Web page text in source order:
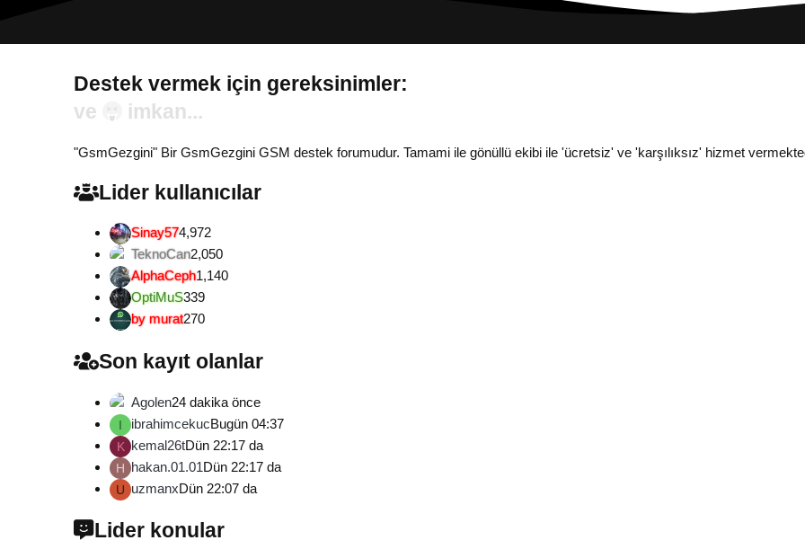
Destek vermek için gereksinimler:
Gönül...
"GsmGezgini" Bir GsmGezgini GSM destek forumudur. Tamami ile gönüllü ekibi ile 'ücretsiz' ve 'karşılıksız' hizmet
Lider kullanıcılar
Sinay574,972
TeknoCan2,050
AlphaCeph1,140
OptiMuS339
by murat270
Son kayıt olanlar
Agolen24 dakika önce
I ibrahimcekucBugün 04:37
K kemal26tDün 22:17 da
H hakan.01.01Dün 22:17 da
U uzmanxDün 22:07 da
Lider konular